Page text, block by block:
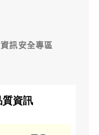
資訊安全專區